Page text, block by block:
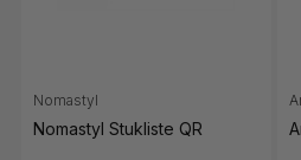
Nomastyl
Nomastyl Stukliste QR